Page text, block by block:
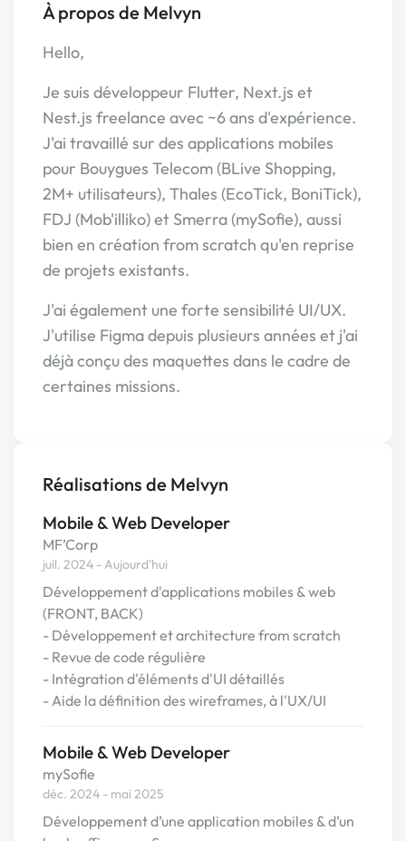
À propos de Melvyn
Hello,
Je suis développeur Flutter, Next.js et
Nest.js freelance avec ~6 ans d'expérience.
J'ai travaillé sur des applications mobiles
pour Bouygues Telecom (BLive Shopping,
2M+ utilisateurs), Thales (EcoTick, BoniTick),
FDJ (Mob'illiko) et Smerra (mySofie), aussi
bien en création from scratch qu'en reprise
de projets existants.
J'ai également une forte sensibilité UI/UX.
J'utilise Figma depuis plusieurs années et j'ai
déjà conçu des maquettes dans le cadre de
certaines missions.
Réalisations de Melvyn
Mobile & Web Developer
MF’Corp
juil. 2024 - Aujourd'hui
Développement d'applications mobiles & web
(FRONT, BACK)
- Développement et architecture from scratch
- Revue de code régulière
- Intégration d'éléments d'UI détaillés
- Aide la définition des wireframes, à l'UX/UI
Mobile & Web Developer
mySofie
déc. 2024 - mai 2025
Développement d’une application mobiles & d’un